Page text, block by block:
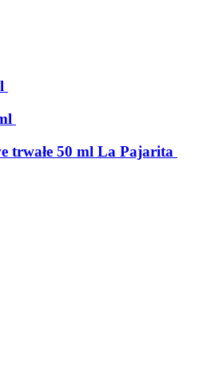
trwałe 50 ml La Pajarita